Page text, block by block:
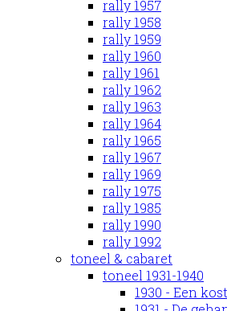
rally 1957
rally 1958
rally 1959
rally 1960
rally 1961
rally 1962
rally 1963
rally 1964
rally 1965
rally 1967
rally 1969
rally 1975
rally 1985
rally 1990
rally 1992
toneel & cabaret
toneel 1931-1940
1930 - Een